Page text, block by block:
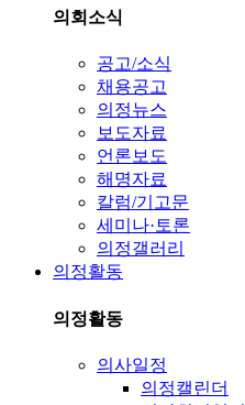
의회소식
공고/소식
채용공고
의정뉴스
보도자료
언론보도
해명자료
칼럼/기고문
세미나·토론
의정갤러리
의정활동
의정활동
의사일정
의정캘린더